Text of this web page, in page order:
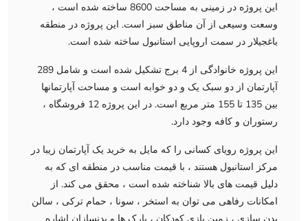
این پروژه در زمینی به مساحت 8600 ساخته شده است ،
وسعت وسیعی از آن مناطق سبز است. این پروژه در منطقه
باغجیلار در سمت اروپایی استانبول ساخته شده است.
این پروژه خانوادگی از 4 برج تشکیل شده است و شامل 289
آپارتمان از دو سبک یک و دو خوابه است و مساحت آپارتمانها
بین 135 تا 155 متر مربع است. در این پروژه 12 فروشگاه ،
رستوران و کافه وجود دارد.
این پروژه رویای کسانی را که مایل به خرید یک آپارتمان زیبا در
مرکز استانبول هستند ، با قیمت مناسب در منطقه ای که به
دلیل قیمت های بالا شناخته شده است ، محقق می کند. از
امکانات رفاهی می توان به استخر ، سونا ، حمام ترکی ، سالن